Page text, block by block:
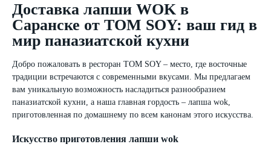
Доставка лапши WOK в
Саранске от TOM SOY: ваш гид в
мир паназиатской кухни
Добро пожаловать в ресторан TOM SOY – место, где восточные
традиции встречаются с современными вкусами. Мы предлагаем
вам уникальную возможность насладиться разнообразием
паназиатской кухни, а наша главная гордость – лапша wok,
приготовленная по домашнему по всем канонам этого искусства.
Искусство приготовления лапши wok